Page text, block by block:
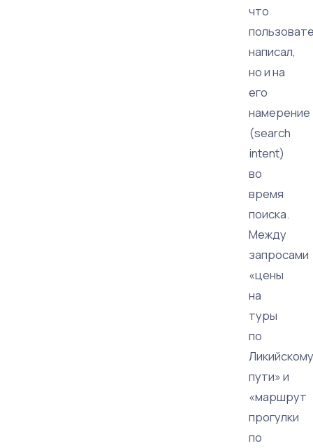
что
написал,
но и на
его
намерение
(search
intent)
во
время
поиска.
Между
запросами
«цены
на
туры
по
Ликийскому
пути» и
«маршрут
прогулки
по